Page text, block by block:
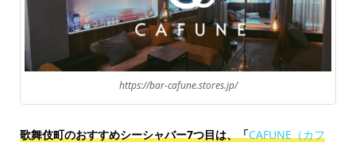
https://bar-cafune.stores.jp/
歌舞伎町のおすすめシーシャバー7つ目は、「CAFUNE（カフ